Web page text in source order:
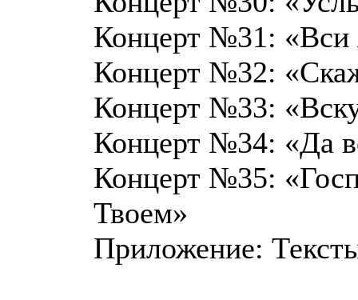
Концерт №31: «Вси
Концерт №32:
Концерт №33:
Концерт №34: «Да
Концерт №35:
Твоем»
Приложение: